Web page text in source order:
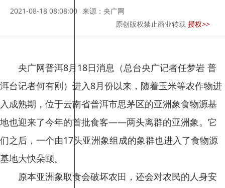
2021-08-18 08:08:00 来源：央广网
原创版权禁止商业转载 授权>>
央广网普洱8月18日消息（总台央广记者任梦岩 普
洱台记者何有刚）进入8月份以来，随着玉米等农作物进
入成熟期，位于云南省普洱市思茅区的亚洲象食物源基
地也迎来了今年的首批食客——两头离群的亚洲象。它
们之后，一个由17头亚洲象组成的象群也进入了食物源
基地大快朵颐。
原本亚洲象取食会破坏农田，还会对农民的人身安